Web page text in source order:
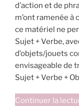
d’action et de
m’ont ramenée à
ce matériel ne
Sujet + Verbe,
d’objets/jouets
envisageable de
Sujet + Verbe +
Continuer la